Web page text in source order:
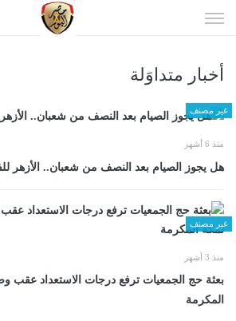
الى
أخبار متداوَلة
غير مصنف
منذ 6 أشهر
هل يجوز الصيام بعد النصف من شعبان.. الأزهر
غير مصنف
منذ 3 أشهر
بعثة حج الجمعيات ترفع درجات الاستعداد عقب
المكرمة